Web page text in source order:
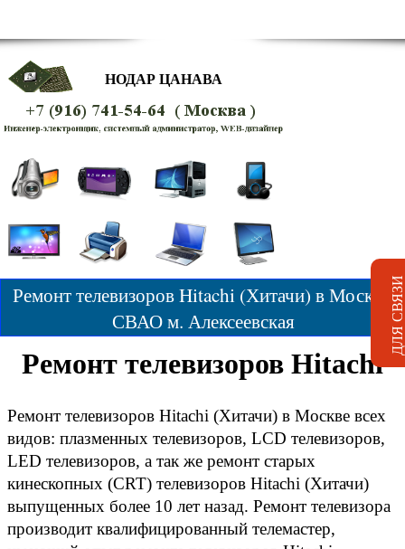
НОДАР ЦАНАВА
Ремонт телевизоров Hitachi (Хитачи) в Москве.
СВАО м. Алексеевская
Ремонт телевизоров Hitachi
Ремонт телевизоров Hitachi (Хитачи) в Москве всех
видов: плазменных телевизоров, LCD телевизоров,
LED телевизоров, а так же ремонт старых
кинескопных (CRT) телевизоров Hitachi (Хитачи)
выпущенных более 10 лет назад. Ремонт телевизора
производит квалифицированный телемастер,